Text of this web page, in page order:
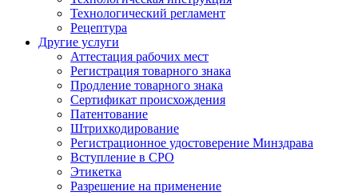
Технологический регламент
Рецептура
Другие услуги
Аттестация рабочих мест
Регистрация товарного знака
Продление товарного знака
Сертификат происхождения
Патентование
Штрихкодирование
Регистрационное удостоверение Минздрава
Вступление в СРО
Этикетка
Разрешение на применение